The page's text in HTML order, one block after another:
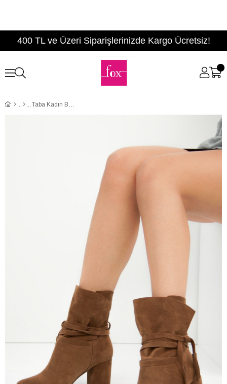
400 TL ve Üzeri Siparişlerinizde Kargo Ücretsiz!
Taba Kadın Bot C412035002